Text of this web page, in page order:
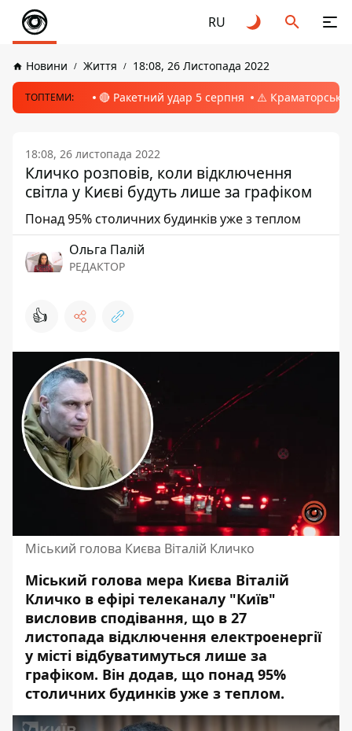
RU
Новини Життя 18:08, 26 Листопада 2022
ТОПТЕМИ: 🔴 Ракетний удар 5 серпня ⚠️ Краматорськ,
18:08, 26 листопада 2022
Кличко розповів, коли відключення
світла у Києві будуть лише за графіком
Понад 95% столичних будинків уже з теплом
Ольга Палій
РЕДАКТОР
👍
Міський голова Києва Віталій Кличко
Міський голова мера Києва Віталій
Кличко в ефірі телеканалу "Київ"
висловив сподівання, що в 27
листопада відключення електроенергії
у місті відбуватимуться лише за
графіком. Він додав, що понад 95%
столичних будинків уже з теплом.